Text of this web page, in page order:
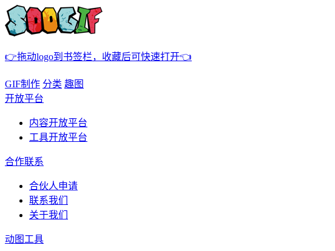
👉拖动logo到书签栏，收藏后可快速打开👈
GIF制作 分类 趣图
开放平台
内容开放平台
工具开放平台
合作联系
合伙人申请
联系我们
关于我们
动图工具